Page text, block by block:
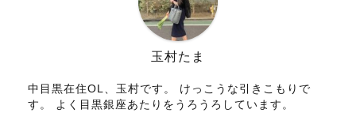
玉村たま
中目黒在住OL、玉村です。 けっこうな引きこもりで
す。 よく目黒銀座あたりをうろうろしています。